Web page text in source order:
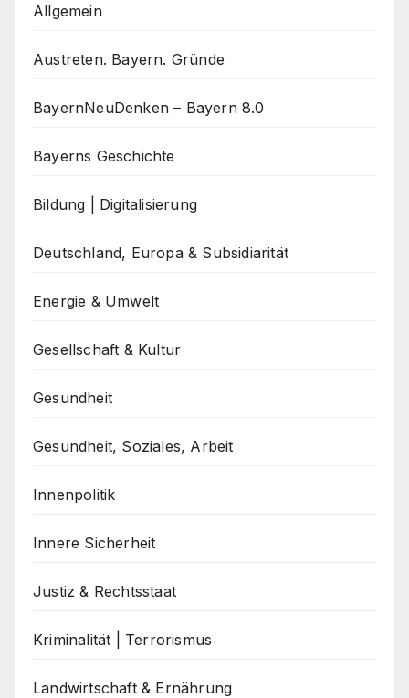
Allgemein
Austreten. Bayern. Gründe
BayernNeuDenken – Bayern 8.0
Bayerns Geschichte
Bildung | Digitalisierung
Deutschland, Europa & Subsidiarität
Energie & Umwelt
Gesellschaft & Kultur
Gesundheit
Gesundheit, Soziales, Arbeit
Innenpolitik
Innere Sicherheit
Justiz & Rechtsstaat
Kriminalität | Terrorismus
Landwirtschaft & Ernährung